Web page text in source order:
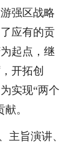
强区战略
应有的贡
起点，继
开拓创
实现“两个
。
主旨演讲、